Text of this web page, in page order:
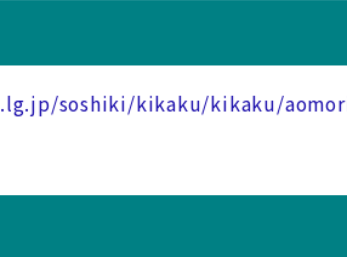
soshiki/kikaku/kikaku/